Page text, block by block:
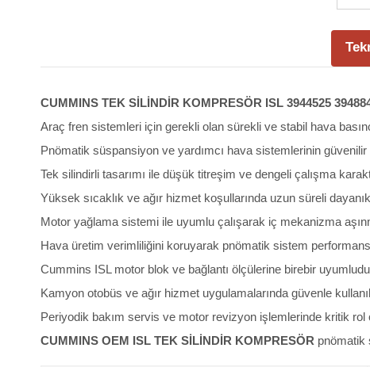
CUMMINS TEK SİLİNDİR KOMPRESÖR ISL 3944525
Araç fren sistemleri için gerekli olan sürekli ve stabil hava
Pnömatik süspansiyon ve yardımcı hava sistemlerinin güvenilir
Tek silindirli tasarımı ile düşük titreşim ve dengeli çalışma
Yüksek sıcaklık ve ağır hizmet koşullarında uzun süreli
Motor yağlama sistemi ile uyumlu çalışarak iç mekanizma
Hava üretim verimliliğini koruyarak pnömatik sistem
Cummins ISL motor blok ve bağlantı ölçülerine birebir
Kamyon otobüs ve ağır hizmet uygulamalarında güvenle
Periyodik bakım servis ve motor revizyon işlemlerinde kritik rol
CUMMINS OEM ISL TEK SİLİNDİR KOMPRESÖR pnömatik